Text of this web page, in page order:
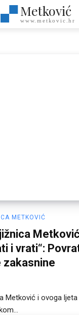
Metković
www.metkovic.hr
METKOVIĆ
i vrati“:
zakasnine
Metković i ovoga